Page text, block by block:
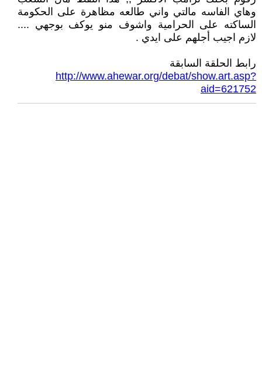
وهاي الفاسه مالتي واني طالعه مظاهرة على الحكومة
الساكته على الحرامية واشوف منو يوكف بوجهي ....
لازم اجيب أجلهم على ايدي .
رابط الحلقة السابقة
http://www.ahewar.org/debat/show.art.asp?
aid=621752